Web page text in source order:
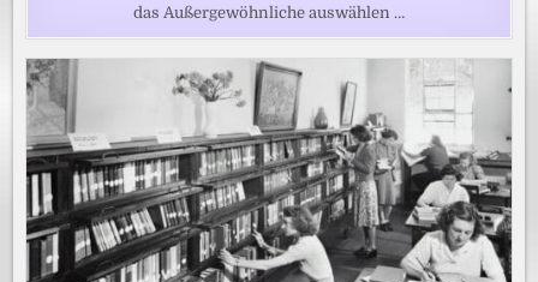
das Außergewöhnliche auswählen …